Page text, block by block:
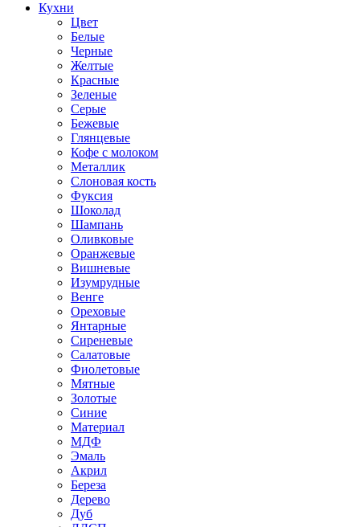
Кухни
Цвет
Белые
Черные
Желтые
Красные
Зеленые
Серые
Бежевые
Глянцевые
Кофе с молоком
Металлик
Слоновая кость
Фуксия
Шоколад
Шампань
Оливковые
Оранжевые
Вишневые
Изумрудные
Венге
Ореховые
Янтарные
Сиреневые
Салатовые
Фиолетовые
Мятные
Золотые
Синие
Материал
МДФ
Эмаль
Акрил
Береза
Дерево
Дуб